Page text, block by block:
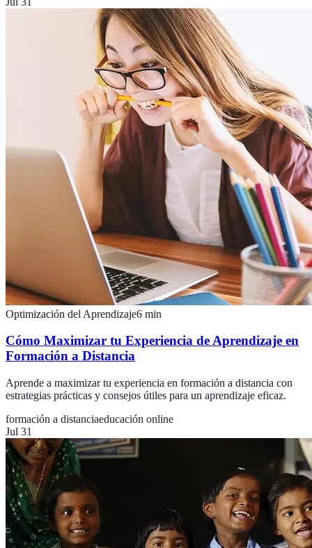
Optimización del Aprendizaje6 min
Cómo Maximizar tu Experiencia de Aprendizaje en
Formación a Distancia
Aprende a maximizar tu experiencia en formación a distancia con
estrategias prácticas y consejos útiles para un aprendizaje eficaz.
formación a distanciaeducación online
Jul 31